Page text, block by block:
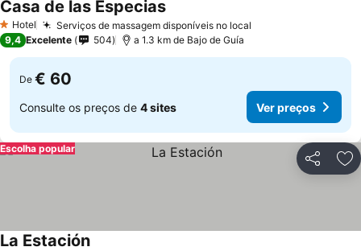
1 Estrelas
Hotel Serviços de massagem disponíveis no local
Casa de las Especias
9,4 Excelente 504 a 1.3 km de Bajo de Guía
De € 60
Consulte os preços de 4 sites Ver preços
Partilhar
Escolha popular
La Estación